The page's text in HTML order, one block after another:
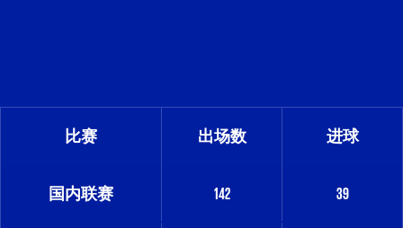
比赛 出场数 进球
国内联赛 142 39